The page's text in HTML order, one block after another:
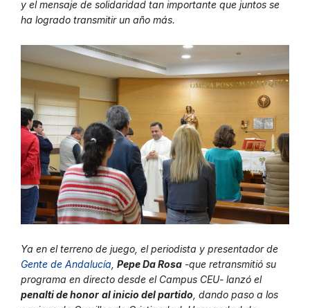
y el mensaje de solidaridad tan importante que juntos se
ha logrado transmitir un año más.
Ya en el terreno de juego, el periodista y presentador de
Gente de Andalucía Pepe Da Rosa -que retransmitió su
programa en directo desde el Campus CEU- lanzó el
penalti de honor al inicio del partido , dando paso a los